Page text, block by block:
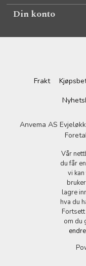
Din konto
Frakt
Anvema AS
Vår
du får
vi
lagre
hva du
om du